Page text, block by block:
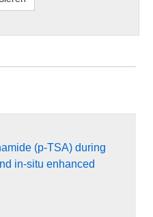
(p-TSA) during
in-situ enhanced